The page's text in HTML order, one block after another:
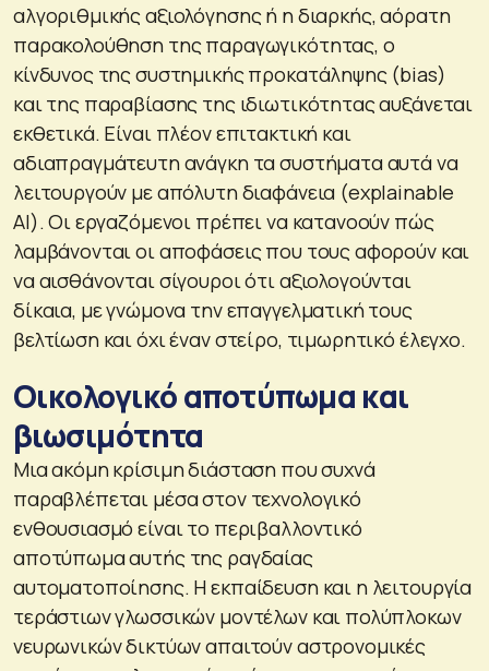
αλγοριθμικής αξιολόγησης ή η διαρκής, αόρατη
παρακολούθηση της παραγωγικότητας, ο
κίνδυνος της συστημικής προκατάληψης (bias)
και της παραβίασης της ιδιωτικότητας αυξάνεται
εκθετικά. Είναι πλέον επιτακτική και
αδιαπραγμάτευτη ανάγκη τα συστήματα αυτά να
λειτουργούν με απόλυτη διαφάνεια (explainable
AI). Οι εργαζόμενοι πρέπει να κατανοούν πώς
λαμβάνονται οι αποφάσεις που τους αφορούν και
να αισθάνονται σίγουροι ότι αξιολογούνται
δίκαια, με γνώμονα την επαγγελματική τους
βελτίωση και όχι έναν στείρο, τιμωρητικό έλεγχο.
Οικολογικό αποτύπωμα και
βιωσιμότητα
Μια ακόμη κρίσιμη διάσταση που συχνά
παραβλέπεται μέσα στον τεχνολογικό
ενθουσιασμό είναι το περιβαλλοντικό
αποτύπωμα αυτής της ραγδαίας
αυτοματοποίησης. Η εκπαίδευση και η λειτουργία
τεράστιων γλωσσικών μοντέλων και πολύπλοκων
νευρωνικών δικτύων απαιτούν αστρονομικές